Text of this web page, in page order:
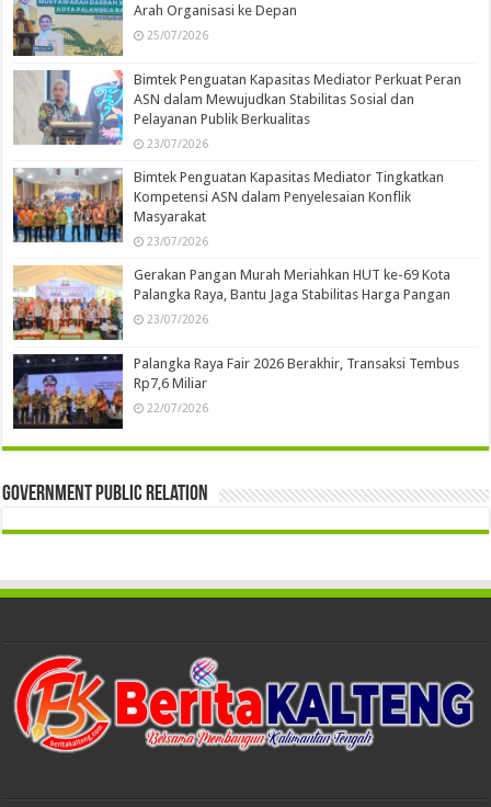
Arah Organisasi ke Depan
25/07/2026
Bimtek Penguatan Kapasitas Mediator Perkuat Peran
ASN dalam Mewujudkan Stabilitas Sosial dan
Pelayanan Publik Berkualitas
23/07/2026
Bimtek Penguatan Kapasitas Mediator Tingkatkan
Kompetensi ASN dalam Penyelesaian Konflik
Masyarakat
23/07/2026
Gerakan Pangan Murah Meriahkan HUT ke-69 Kota
Palangka Raya, Bantu Jaga Stabilitas Harga Pangan
23/07/2026
Palangka Raya Fair 2026 Berakhir, Transaksi Tembus
Rp7,6 Miliar
22/07/2026
Government Public Relation